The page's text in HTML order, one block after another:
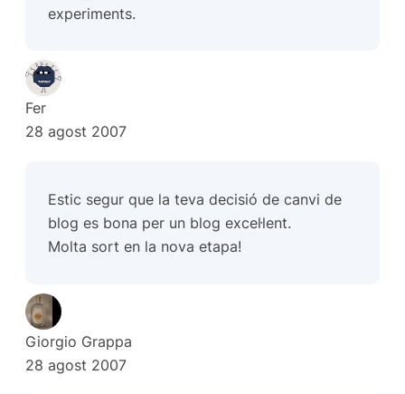
experiments.
Fer
28 agost 2007
Estic segur que la teva decisió de canvi de
blog es bona per un blog excel·lent.
Molta sort en la nova etapa!
Giorgio Grappa
28 agost 2007